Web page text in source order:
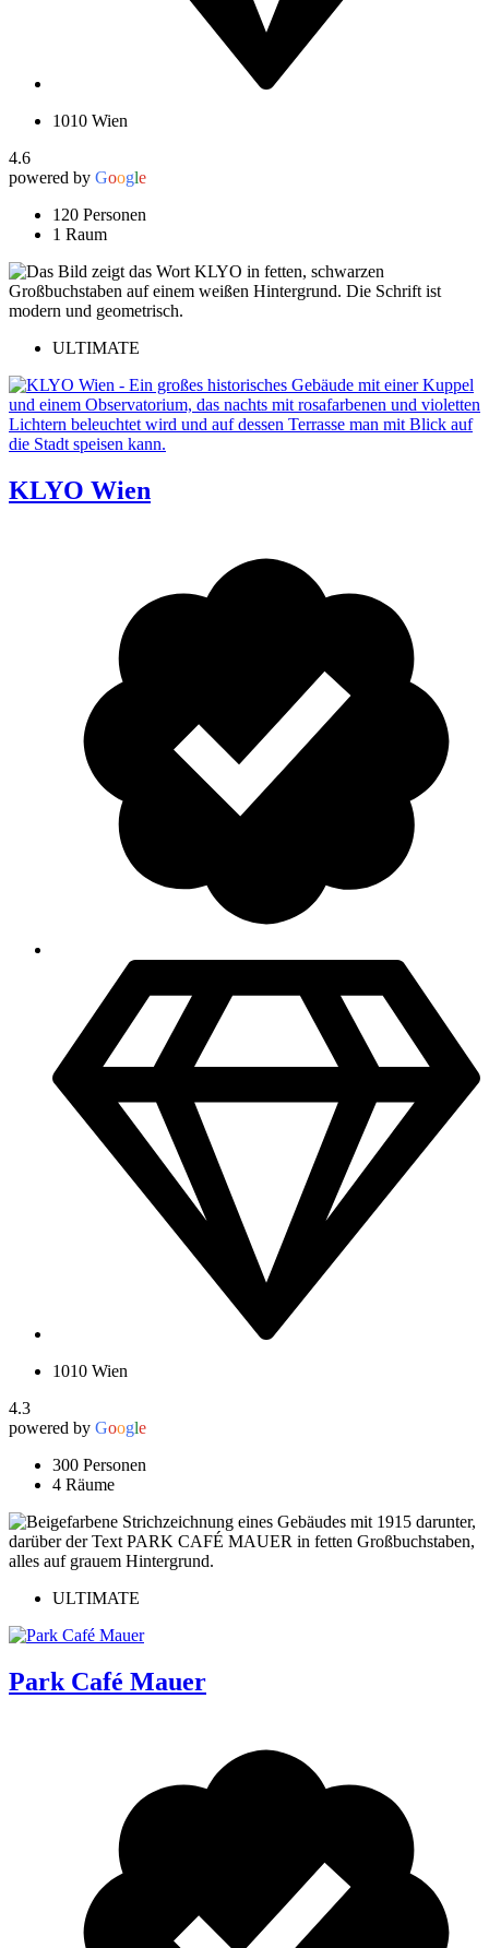
1010 Wien
4.6
powered by Google
120 Personen
1 Raum
ULTIMATE
KLYO Wien
1010 Wien
4.3
powered by Google
300 Personen
4 Räume
ULTIMATE
Park Café Mauer